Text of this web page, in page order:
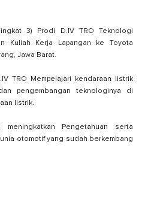
3) Prodi D.IV TRO Teknologi
Kuliah Kerja Lapangan ke Toyota
Jawa Barat.
TRO Mempelajari kendaraan listrik
pengembangan teknologinya di
listrik.
Pengetahuan serta
otomotif yang sudah berkembang